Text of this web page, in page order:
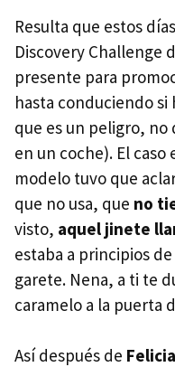
Resulta que estos
Discovery Challenge
presente para
hasta conduciendo si
que es un peligro, no
en un coche). El
modelo tuvo que
que no usa, que no
visto, aquel jinete
estaba a principios
garete. Nena, a ti te
caramelo a la puerta
Así después de